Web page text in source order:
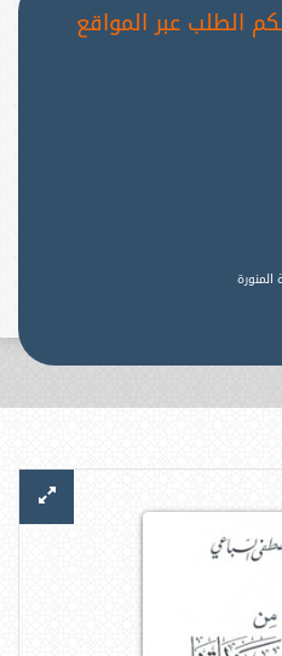
الطلب عبر المواقع